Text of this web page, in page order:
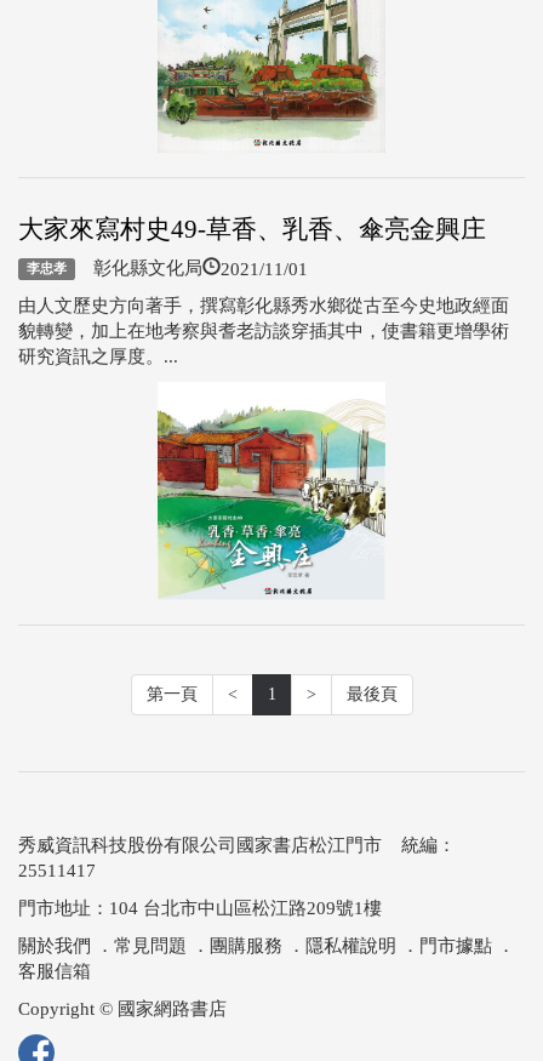
大家來寫村史49-草香、乳香、傘亮金興庄
李忠孝 彰化縣文化局 2021/11/01
由人文歷史方向著手，撰寫彰化縣秀水鄉從古至今史地政經面
貌轉變，加上在地考察與耆老訪談穿插其中，使書籍更增學術
研究資訊之厚度。...
第一頁 < 1 > 最後頁
秀威資訊科技股份有限公司國家書店松江門市 統編：
25511417
門市地址：104 台北市中山區松江路209號1樓
關於我們 ． 常見問題 ． 團購服務 ． 隱私權說明 ． 門市據點 ．
客服信箱
Copyright © 國家網路書店